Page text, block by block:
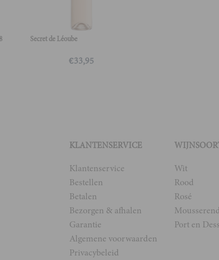
Secret de Léoube
€33,95
KLANTENSERVICE
Klantenservice
Bestellen
Betalen
Bezorgen & afhalen
Garantie
Algemene voorwaarden
Privacybeleid
Wit
Rood
Rosé
Mousserend
Port en